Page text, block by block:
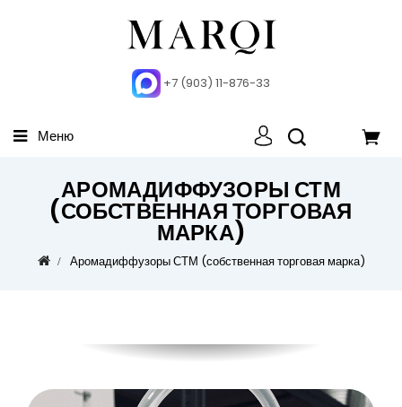
+7 (903) 11-876-33
Меню
АРОМАДИФФУЗОРЫ СТМ
(СОБСТВЕННАЯ ТОРГОВАЯ
МАРКА)
Аромадиффузоры СТМ (собственная торговая марка)